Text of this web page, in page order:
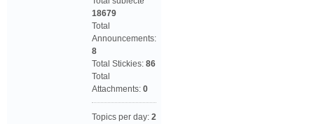
18679
Total
Announcements:
8
Total Stickies: 86
Total
Attachments: 0
Topics per day: 2